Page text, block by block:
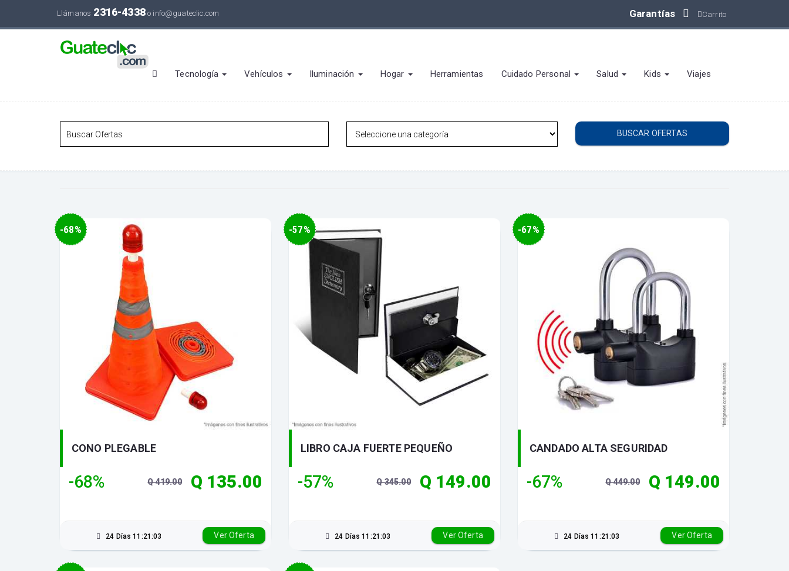
Llámanos 2316-4338o info@guateclic.com Garantías Carrito
Tecnología Vehículos Iluminación Hogar Herramientas Cuidado Personal Salud Kids Viajes
BUSCAR OFERTAS
-68%
CONO PLEGABLE
-68% Q 135.00
Q 419.00
24 Días 11:21:02 Ver Oferta
-57%
LIBRO CAJA FUERTE PEQUEÑO
-57% Q 149.00
Q 345.00
24 Días 11:21:02 Ver Oferta
-67%
CANDADO ALTA SEGURIDAD
-67% Q 149.00
Q 449.00
24 Días 11:21:02 Ver Oferta